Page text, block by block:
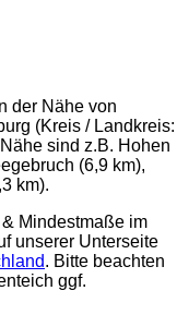
der Nähe von
(Kreis / Landkreis:
sind z.B. Hohen
(6,9 km),
km).
Mindestmaße im
unserer Unterseite
. Bitte beachten
ggf.